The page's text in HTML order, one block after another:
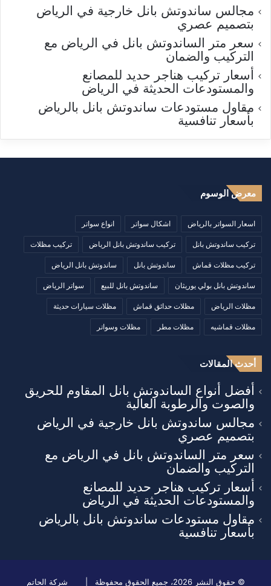
مجالس ساندوتش بانل خارجية في الرياض
بتصميم عصري
سعر متر الساندوتش بانل في الرياض مع
التركيب والضمان
أسعار تركيب هناجر حديد للمصانع
والمستودعات الحديثة في الرياض
مقاول مستودعات ساندوتش بانل بالرياض
بأسعار تنافسية
معرض الوسوم
اسعار السواتر بالرياض اشكال سواتر انواع سواتر
تركيب ساندوتش بانل تركيب ساندوتش بانل الرياض تركيب مظلات
تركيب مظلات قماش ساندوتش بانل ساندوتش بانل الرياض
ساندوتش بانل بولي يوريثان ساندوتش بانل للبيع سواتر الرياض
مظلات الرياض مظلات حدائق قماش مظلات سيارات حديثة
مظلات قماشيه مظلات مطر مظلات وسواتر
أحدث المقالات
أفضل أنواع الساندوتش بانل المقاوم للحريق
والصوت والرطوبة العالية
مجالس ساندوتش بانل خارجية في الرياض
بتصميم عصري
سعر متر الساندوتش بانل في الرياض مع
التركيب والضمان
أسعار تركيب هناجر حديد للمصانع
والمستودعات الحديثة في الرياض
مقاول مستودعات ساندوتش بانل بالرياض
بأسعار تنافسية
© حقوق النشر 2026، جميع الحقوق محفوظة | شركة الحاتم